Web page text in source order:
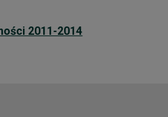
2011-2014